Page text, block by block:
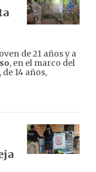
de 21 años y a
, en el marco del
, de 14 años,